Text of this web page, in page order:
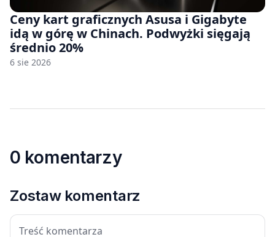
Ceny kart graficznych Asusa i Gigabyte
idą w górę w Chinach. Podwyżki sięgają
średnio 20%
6 sie 2026
0 komentarzy
Zostaw komentarz